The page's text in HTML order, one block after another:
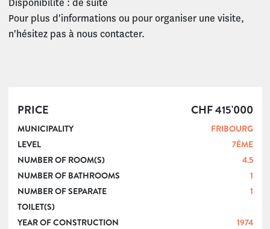
Disponibilité : de suite
Pour plus d'informations ou pour organiser une visite,
n'hésitez pas à nous contacter.
PRICE CHF 415'000
MUNICIPALITY
FRIBOURG
LEVEL
7ÈME
NUMBER OF ROOM(S)
4.5
NUMBER OF BATHROOMS
1
NUMBER OF SEPARATE
TOILET(S)
1
YEAR OF CONSTRUCTION 1974